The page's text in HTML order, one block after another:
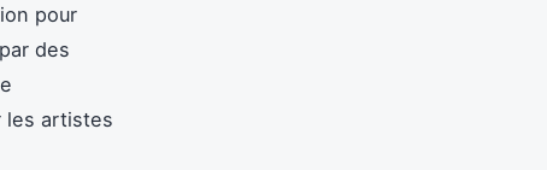
pour
par des
les artistes